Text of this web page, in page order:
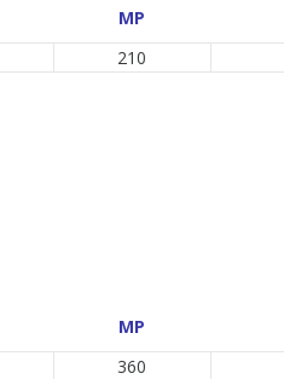
MP
210
MP
360